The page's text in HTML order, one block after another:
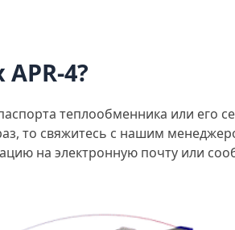
4?
теплообменника или его
то свяжитесь с нашим
на электронную почту или